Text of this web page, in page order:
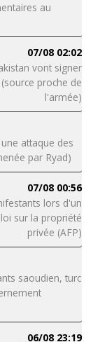
au
07/08 02:02
vont signer
proche de
l'armée)
attaque des
par Ryad)
07/08 00:56
lors d'un
sur la propriété
privée (AFP)
saoudien, turc
06/08 23:19